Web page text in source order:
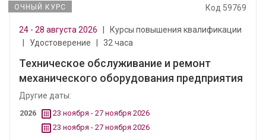
ОЧНЫЙ КУРС Код 59769
24 - 28 августа 2026
Курсы повышения квалификации
Удостоверение 32 часа
Техническое обслуживание и ремонт
механического оборудования предприятия
Другие даты:
2026
23 ноября - 27 ноября 2026
23 ноября - 27 ноября 2026